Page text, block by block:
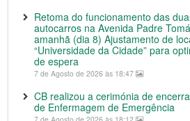
Retoma do funcionamento das
autocarros na Avenida Padre
amanhã (dia 8) Ajustamento de
“Universidade da Cidade” para
de espera
7 de Agosto de 2026 às 18:47
CB realizou a cerimónia de
de Enfermagem de Emergência